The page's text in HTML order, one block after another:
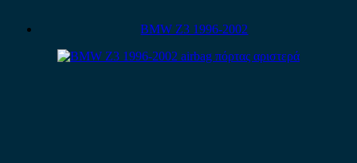
BMW Z3 1996-2002